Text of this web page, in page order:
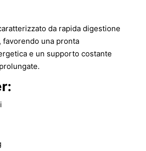
da rapida digestione
favorendo una pronta
e un supporto costante